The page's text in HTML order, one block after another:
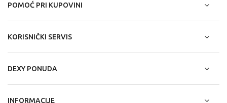
POMOĆ PRI KUPOVINI
KORISNIČKI SERVIS
DEXY PONUDA
INFORMACIJE